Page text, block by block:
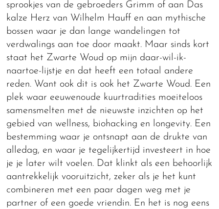
sprookjes van de gebroeders Grimm of aan Das
kalze Herz van Wilhelm Hauff en aan mythische
bossen waar je dan lange wandelingen tot
verdwalings aan toe door maakt. Maar sinds kort
staat het Zwarte Woud op mijn daar-wil-ik-
naartoe-lijstje en dat heeft een totaal andere
reden. Want ook dit is ook het Zwarte Woud. Een
plek waar eeuwenoude kuurtradities moeiteloos
samensmelten met de nieuwste inzichten op het
gebied van wellness, biohacking en longevity. Een
bestemming waar je ontsnapt aan de drukte van
alledag, en waar je tegelijkertijd investeert in hoe
je je later wilt voelen. Dat klinkt als een behoorlijk
aantrekkelijk vooruitzicht, zeker als je het kunt
combineren met een paar dagen weg met je
partner of een goede vriendin. En het is nog eens